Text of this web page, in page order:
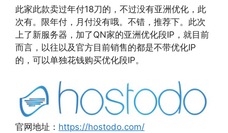
此家此款卖过年付18刀的，不过没有亚洲优化，此
次有。限年付，月付没有哦。不错，推荐下。此次
上了新服务器，加了QN家的亚洲优化段IP，就目前
而言，以往以及官方目前销售的都是不带优化IP
的，可以单独花钱购买优化段IP。
官网地址： https://hostodo.com/